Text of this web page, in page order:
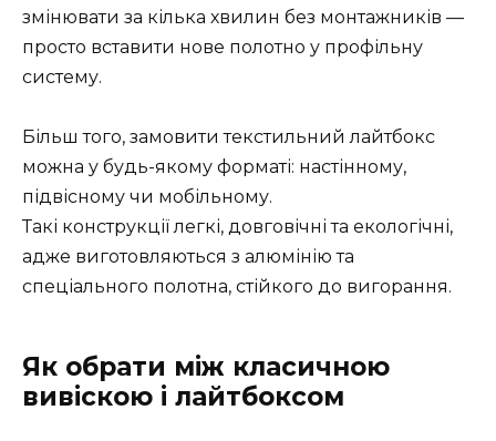
змінювати за кілька хвилин без монтажників —
просто вставити нове полотно у профільну
систему.
Більш того, замовити текстильний лайтбокс
можна у будь-якому форматі: настінному,
підвісному чи мобільному.
Такі конструкції легкі, довговічні та екологічні,
адже виготовляються з алюмінію та
спеціального полотна, стійкого до вигорання.
Як обрати між класичною
вивіскою і лайтбоксом